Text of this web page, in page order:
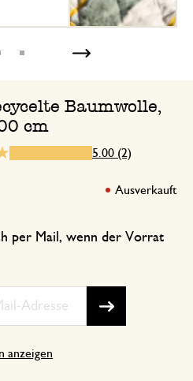
Baumwolle,
cm
5.00 (2)
per Mail, wenn der Vorrat
Ausverkauft
anzeigen